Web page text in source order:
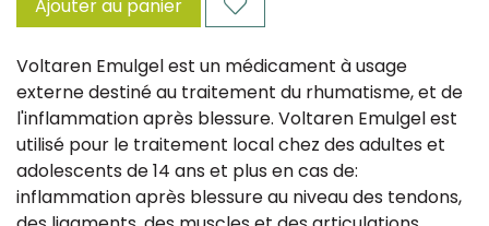
Ajouter au panier
Voltaren Emulgel est un médicament à usage
externe destiné au traitement du rhumatisme, et de
l'inflammation après blessure. Voltaren Emulgel est
utilisé pour le traitement local chez des adultes et
adolescents de 14 ans et plus en cas de:
inflammation après blessure au niveau des tendons,